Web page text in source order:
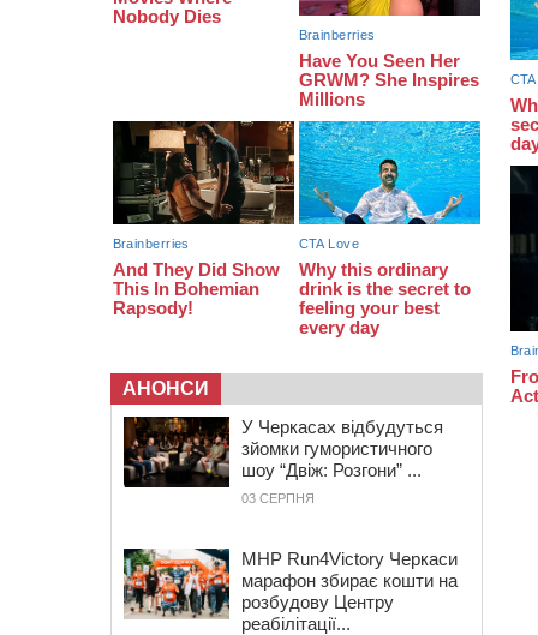
тріумфували на чемпіонаті України
На Черкащині спека
протримається ще день
Педагогів Черкас запрошують на
зустріч із переможцем Global
Teacher Prize Ukraine 2023
АНОНСИ
У Черкасах відбудуться
зйомки гумористичного
шоу “Двіж: Розгони” ...
03 СЕРПНЯ
MHP Run4Victory Черкаси
марафон збирає кошти на
розбудову Центру
реабілітації...